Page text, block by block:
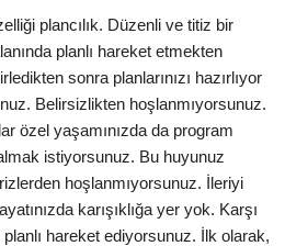
plancılık. Düzenli ve titiz bir
planlı hareket etmekten
sonra planlarınızı hazırlıyor
Belirsizlikten hoşlanmıyorsunuz.
özel yaşamınızda da program
istiyorsunuz. Bu huyunuz
hoşlanmıyorsunuz. İleriyi
karışıklığa yer yok. Karşı
hareket ediyorsunuz. İlk olarak,